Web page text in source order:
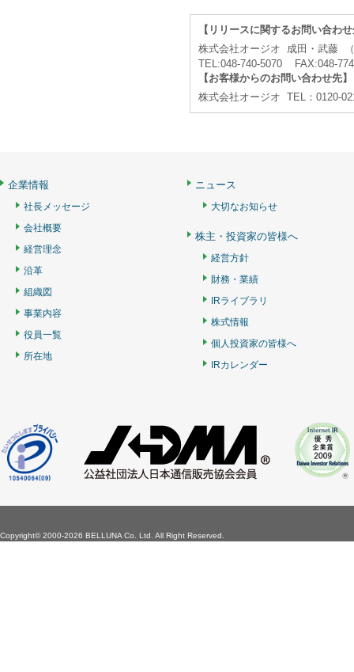
【リリースに関するお問い合わ
株式会社オージオ 成田・武藤
TEL:048-740-5070 FAX:048-
【お客様からのお問い合わせ先】
株式会社オージオ TEL：0120-
企業情報
社長メッセージ
会社概要
経営理念
沿革
組織図
事業内容
役員一覧
所在地
ニュース
大切なお知らせ
株主・投資家の皆様へ
経営方針
財務・業績
IRライブラリ
株式情報
個人投資家の皆様へ
IRカレンダー
Copyright©2000-2026 BELLUNA Co. Ltd. All Right Reserved.